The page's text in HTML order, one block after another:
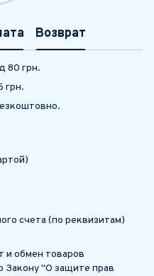
Возврат
80 грн.
грн.
счета (по реквизитам)
и обмен товаров
Закону "О защите прав